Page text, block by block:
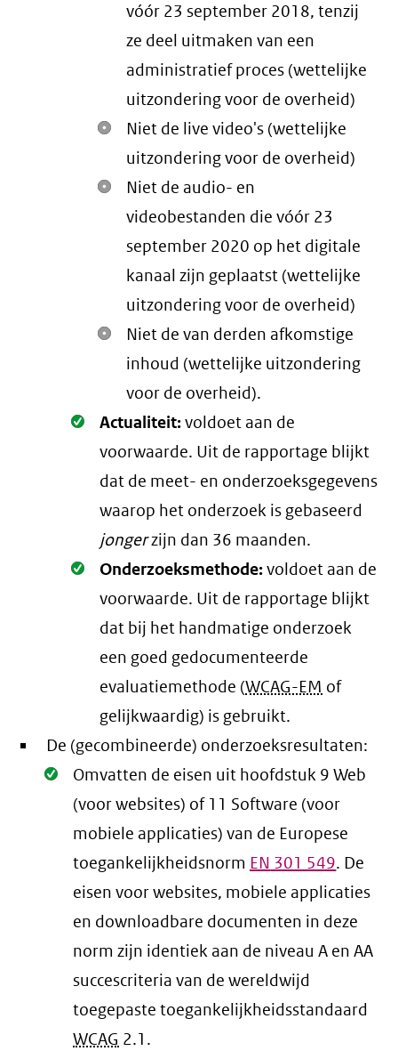
vóór 23 september 2018, tenzij
ze deel uitmaken van een
administratief proces (wettelijke
uitzondering voor de overheid)
Niet de live video's (wettelijke
uitzondering voor de overheid)
Niet de audio- en
videobestanden die vóór 23
september 2020 op het digitale
kanaal zijn geplaatst (wettelijke
uitzondering voor de overheid)
Niet de van derden afkomstige
inhoud (wettelijke uitzondering
voor de overheid).
Oké.
Actualiteit:voldoet aan de
voorwaarde. Uit de rapportage blijkt
dat de meet- en onderzoeksgegevens
waarop het onderzoek is gebaseerd
jongerzijn dan 36 maanden.
Oké.
Onderzoeksmethode:voldoet aan de
voorwaarde. Uit de rapportage blijkt
dat bij het handmatige onderzoek
een goed gedocumenteerde
evaluatiemethode (WCAG-EM of
gelijkwaardig) is gebruikt.
De (gecombineerde) onderzoeksresultaten:
Oké.
Omvatten de eisen uit hoofdstuk 9 Web
(voor websites) of 11 Software (voor
mobiele applicaties) van de Europese
toegankelijkheidsnorm EN 301 549. De
eisen voor websites, mobiele applicaties
en downloadbare documenten in deze
norm zijn identiek aan de niveau A en AA
succescriteria van de wereldwijd
toegepaste toegankelijkheidsstandaard
WCAG 2.1 .